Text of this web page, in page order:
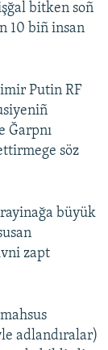
bitken soñ
10 biñ insan
Putin RF
Ğarpnı
söz
büyük
zapt
adlandıralar)